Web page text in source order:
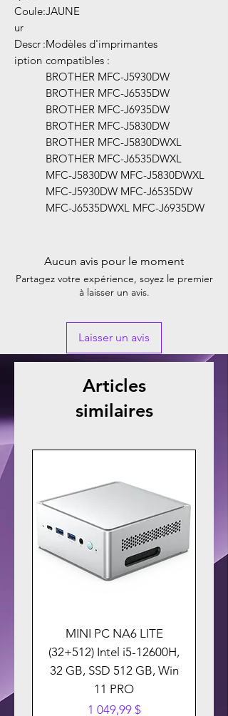
Coule
ur
:JAUNE
Descr
iption
:Modèles d'imprimantes
compatibles :
BROTHER MFC-J5930DW
BROTHER MFC-J6535DW
BROTHER MFC-J6935DW
BROTHER MFC-J5830DW
BROTHER MFC-J5830DWXL
BROTHER MFC-J6535DWXL
MFC-J5830DW MFC-J5830DWXL
MFC-J5930DW MFC-J6535DW
MFC-J6535DWXL MFC-J6935DW
Aucun avis pour le moment
Partagez votre expérience, soyez le premier
à laisser un avis.
Laisser un avis
Articles
similaires
MINI PC NA6 LITE
(32+512) Intel i5-12600H,
32 GB, SSD 512 GB, Win
11 PRO
Prix
1 049,99 $